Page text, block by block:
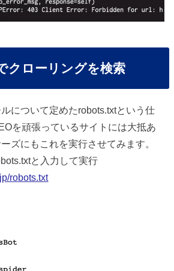
ローリングを検索
について定めたrobots.txtという仕
を頑張っているサイトには大抵あ
ズにもこれを実行させてみます。
と入力して実行
robots.txt